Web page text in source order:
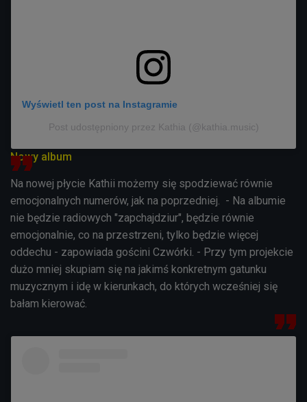
Wyświetl ten post na Instagramie
Post udostępniony przez Kathia (@kathia.music)
Nowy album
Na nowej płycie Kathii możemy się spodziewać równie
emocjonalnych numerów, jak na poprzedniej. - Na albumie
nie będzie radiowych "zapchajdziur", będzie równie
emocjonalnie, co na przestrzeni, tylko będzie więcej
oddechu - zapowiada gościni Czwórki. - Przy tym projekcie
dużo mniej skupiam się na jakimś konkretnym gatunku
muzycznym i idę w kierunkach, do których wcześniej się
bałam kierować.